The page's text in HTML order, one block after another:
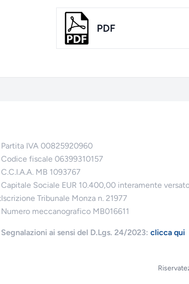
PDF
Partita IVA 00825920960
Codice fiscale 06399310157
C.C.I.A.A. MB 1093767
Capitale Sociale EUR 10.400,00 interamente
Iscrizione Tribunale Monza n. 21977
Numero meccanografico MB016611
Segnalazioni ai sensi del D.Lgs. 24/2023: clicca qui